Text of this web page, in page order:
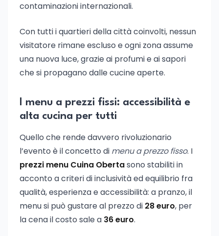
contaminazioni internazionali.
Con tutti i quartieri della città coinvolti, nessun
visitatore rimane escluso e ogni zona assume
una nuova luce, grazie ai profumi e ai sapori
che si propagano dalle cucine aperte.
I menu a prezzi fissi: accessibilità e
alta cucina per tutti
Quello che rende davvero rivoluzionario
l’evento è il concetto di menu a prezzo fisso. I
prezzi menu Cuina Obertasono stabiliti in
acconto a criteri di inclusività ed equilibrio fra
qualità, esperienza e accessibilità: a pranzo, il
menu si può gustare al prezzo di 28 euro, per
la cena il costo sale a 36 euro.